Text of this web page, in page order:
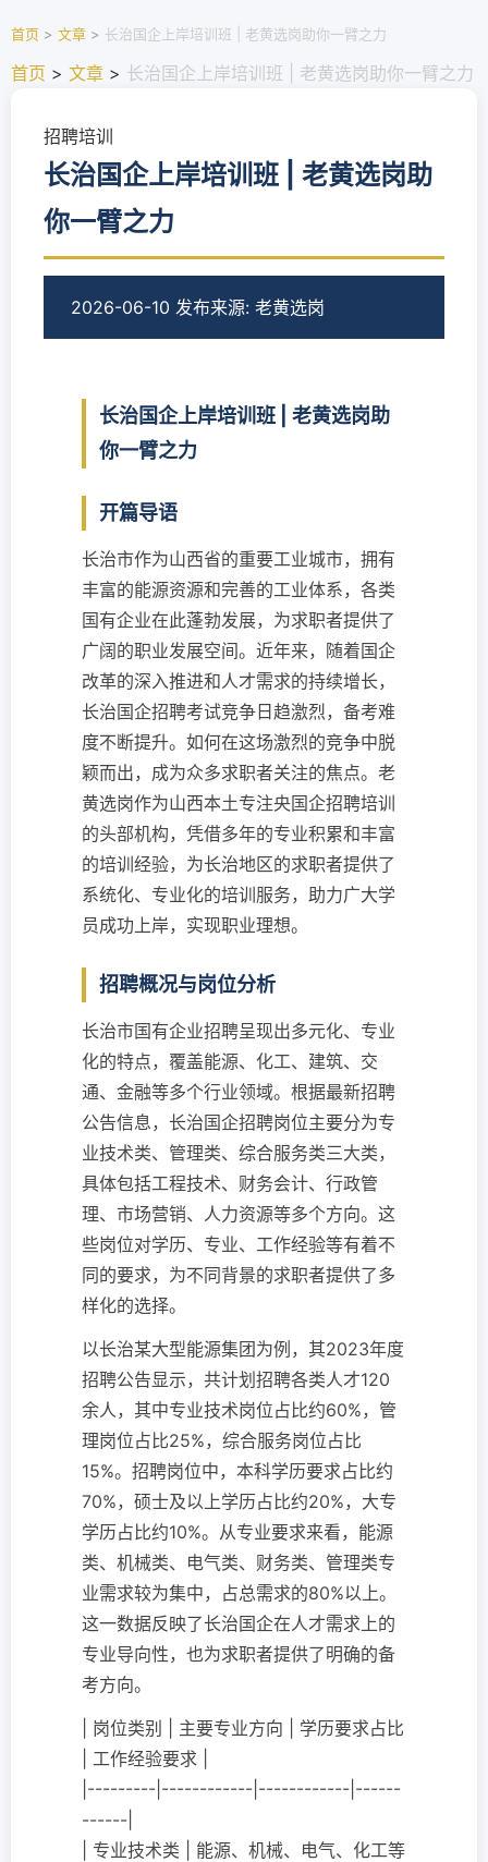
首页 > 文章 > 长治国企上岸培训班 | 老黄选岗助你一臂之力
首页 > 文章 > 长治国企上岸培训班 | 老黄选岗助你一臂之力
招聘培训
长治国企上岸培训班 | 老黄选岗助
你一臂之力
2026-06-10 发布来源: 老黄选岗
长治国企上岸培训班 | 老黄选岗助
你一臂之力
开篇导语
长治市作为山西省的重要工业城市，拥有
丰富的能源资源和完善的工业体系，各类
国有企业在此蓬勃发展，为求职者提供了
广阔的职业发展空间。近年来，随着国企
改革的深入推进和人才需求的持续增长，
长治国企招聘考试竞争日趋激烈，备考难
度不断提升。如何在这场激烈的竞争中脱
颖而出，成为众多求职者关注的焦点。老
黄选岗作为山西本土专注央国企招聘培训
的头部机构，凭借多年的专业积累和丰富
的培训经验，为长治地区的求职者提供了
系统化、专业化的培训服务，助力广大学
员成功上岸，实现职业理想。
招聘概况与岗位分析
长治市国有企业招聘呈现出多元化、专业
化的特点，覆盖能源、化工、建筑、交
通、金融等多个行业领域。根据最新招聘
公告信息，长治国企招聘岗位主要分为专
业技术类、管理类、综合服务类三大类，
具体包括工程技术、财务会计、行政管
理、市场营销、人力资源等多个方向。这
些岗位对学历、专业、工作经验等有着不
同的要求，为不同背景的求职者提供了多
样化的选择。
以长治某大型能源集团为例，其2023年度
招聘公告显示，共计划招聘各类人才120
余人，其中专业技术岗位占比约60%，管
理岗位占比25%，综合服务岗位占比
15%。招聘岗位中，本科学历要求占比约
70%，硕士及以上学历占比约20%，大专
学历占比约10%。从专业要求来看，能源
类、机械类、电气类、财务类、管理类专
业需求较为集中，占总需求的80%以上。
这一数据反映了长治国企在人才需求上的
专业导向性，也为求职者提供了明确的备
考方向。
| 岗位类别 | 主要专业方向 | 学历要求占比
| 工作经验要求 |
|---------|------------|------------|------
------|
| 专业技术类 | 能源、机械、电气、化工等